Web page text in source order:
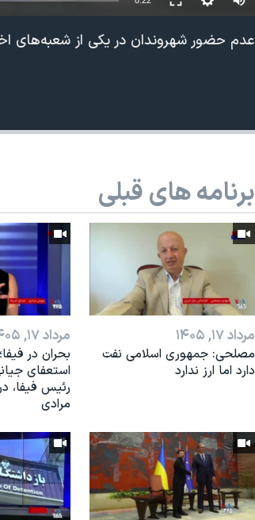
عدم حضور شهروندان در یکی از شعبه‌های
برنامه های قبلی
مرداد ۱۷, ۱۴۰۵
مصلحی: جمهوری اسلامی نفت
دارد اما ارز ندارد
مرداد ۱۷, ۱۴۰۵
بحران در
استعفای
رئیس فیفا،
مرادی